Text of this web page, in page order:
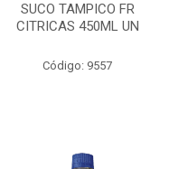
SUCO TAMPICO FR
CITRICAS 450ML UN
Código: 9557